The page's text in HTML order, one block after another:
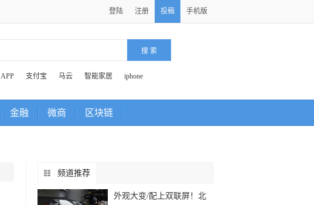
登陆 注册 投稿 手机版
APP 支付宝 马云 智能家居 iphone
金融 微商 区块链
频道推荐
外观大变/配上双联屏！北